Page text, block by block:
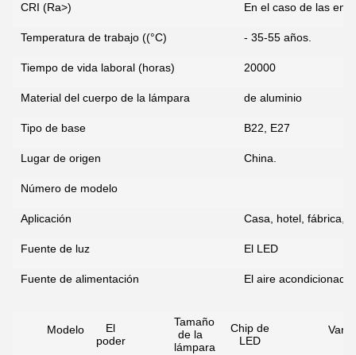
Deja un mensaje
¡Te llamaremos pronto!
PRESENTACIóN
CRI (Ra>) En el caso de las
Temperatura de trabajo ((°C) - 35-55 años.
Tiempo de vida laboral (horas) 20000
Material del cuerpo de la lámpara de aluminio
Tipo de base B22, E27
Lugar de origen China.
Número de modelo
Aplicación Casa, hotel, fábrica,
Fuente de luz El LED
Fuente de alimentación El aire acondicionado
Modelo
El
poder
Tamaño
de la
lámpara
Chip de
LED